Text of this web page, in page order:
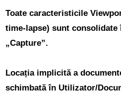
Toate caracteristicile
time-lapse) sunt consolidate
„Capture”.
Locația implicită a
schimbată în Utilizator/